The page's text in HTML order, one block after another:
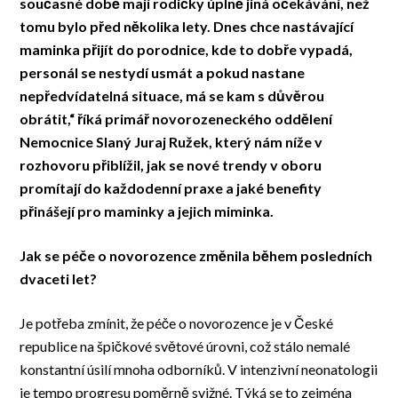
současné době mají rodičky úplně jiná očekávání, než
tomu bylo před několika lety. Dnes chce nastávající
maminka přijít do porodnice, kde to dobře vypadá,
personál se nestydí usmát a pokud nastane
nepředvídatelná situace, má se kam s důvěrou
obrátit,“ říká primář novorozeneckého oddělení
Nemocnice Slaný Juraj Ružek, který nám níže v
rozhovoru přiblížil, jak se nové trendy v oboru
promítají do každodenní praxe a jaké benefity
přinášejí pro maminky a jejich miminka.
Jak se péče o novorozence změnila během posledních
dvaceti let?
Je potřeba zmínit, že péče o novorozence je v České
republice na špičkové světové úrovni, což stálo nemalé
konstantní úsilí mnoha odborníků. V intenzivní neonatologii
je tempo progresu poměrně svižné. Týká se to zejména